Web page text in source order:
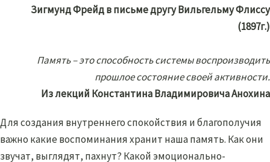
Зигмунд Фрейд в письме другу Вильгельму Флиссу
(1897г.)
Память – это способность системы воспроизводить
прошлое состояние своей активности.
Из лекций Константина Владимировича Анохина
Для создания внутреннего спокойствия и благополучия
важно какие воспоминания хранит наша память. Как они
звучат, выглядят, пахнут? Какой эмоционально-